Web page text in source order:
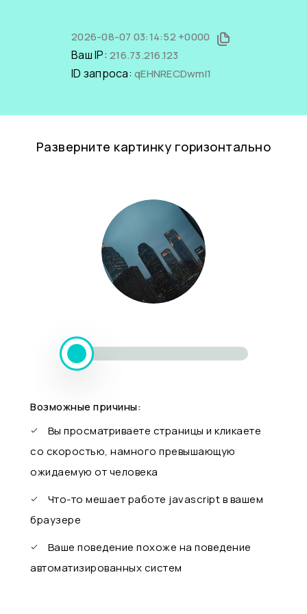
2026-08-07 03:14:52 +0000
Ваш IP: 216.73.216.123
ID запроса: qEHNRECDwmI1
Разверните картинку горизонтально
Возможные причины:
Вы просматриваете страницы и кликаете
со скоростью, намного превышающую
ожидаемую от человека
Что-то мешает работе javascript в вашем
браузере
Ваше поведение похоже на поведение
автоматизированных систем